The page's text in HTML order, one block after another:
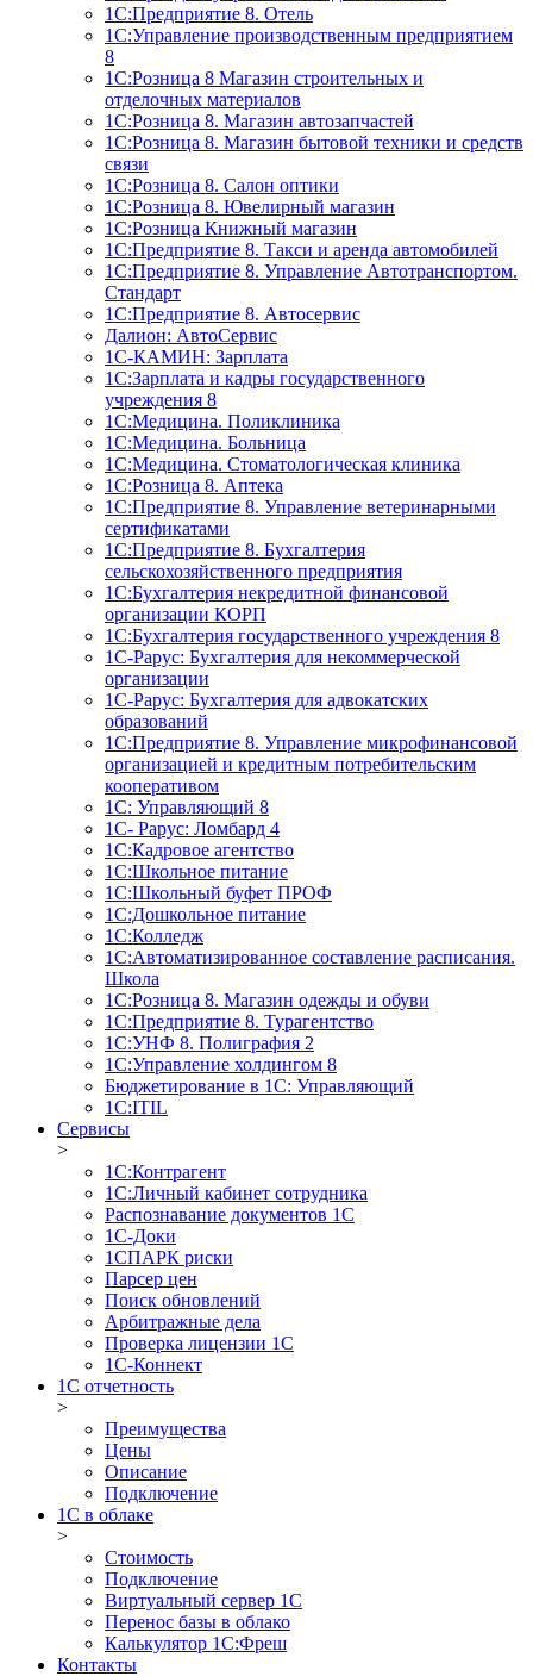
1С:Предприятие 8. Отель
1C:Управление производственным предприятием
8
1С:Розница 8 Магазин строительных и
отделочных материалов
1С:Розница 8. Магазин автозапчастей
1С:Розница 8. Магазин бытовой техники и средств
связи
1С:Розница 8. Салон оптики
1С:Розница 8. Ювелирный магазин
1С:Розница Книжный магазин
1C:Предприятие 8. Такси и аренда автомобилей
1С:Предприятие 8. Управление Автотранспортом.
Стандарт
1C:Предприятие 8. Автосервис
Далион: АвтоСервис
1С-КАМИН: Зарплата
1С:Зарплата и кадры государственного
учреждения 8
1С:Медицина. Поликлиника
1С:Медицина. Больница
1С:Медицина. Стоматологическая клиника
1С:Розница 8. Аптека
1C:Предприятие 8. Управление ветеринарными
сертификатами
1С:Предприятие 8. Бухгалтерия
сельскохозяйственного предприятия
1C:Бухгалтерия некредитной финансовой
организации КОРП
1С:Бухгалтерия государственного учреждения 8
1С-Рарус: Бухгалтерия для некоммерческой
организации
1С-Рарус: Бухгалтерия для адвокатских
образований
1С:Предприятие 8. Управление микрофинансовой
организацией и кредитным потребительским
кооперативом
1С: Управляющий 8
1С- Рарус: Ломбард 4
1С:Кадровое агентство
1С:Школьное питание
1С:Школьный буфет ПРОФ
1C:Дошкольное питание
1С:Колледж
1С:Автоматизированное составление расписания.
Школа
1С:Розница 8. Магазин одежды и обуви
1С:Предприятие 8. Турагентство
1С:УНФ 8. Полиграфия 2
1С:Управление холдингом 8
Бюджетирование в 1С: Управляющий
1С:ITIL
Сервисы
>
1C:Контрагент
1С:Личный кабинет сотрудника
Распознавание документов 1С
1С-Доки
1CПАРК риски
Парсер цен
Поиск обновлений
Арбитражные дела
Проверка лицензии 1С
1С-Коннект
1C отчетность
>
Преимущества
Цены
Описание
Подключение
1С в облаке
>
Стоимость
Подключение
Виртуальный сервер 1С
Перенос базы в облако
Калькулятор 1С:Фреш
Контакты